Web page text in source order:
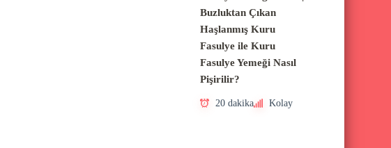
Buzluktan Çıkan
Haşlanmış Kuru
Fasulye ile Kuru
Fasulye Yemeği Nasıl
Pişirilir?
20 dakika Kolay